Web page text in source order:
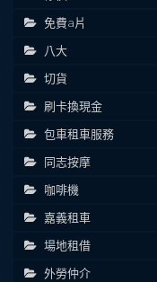
免費a片
八大
切貨
刷卡換現金
包車租車服務
同志按摩
咖啡機
嘉義租車
場地租借
外勞仲介